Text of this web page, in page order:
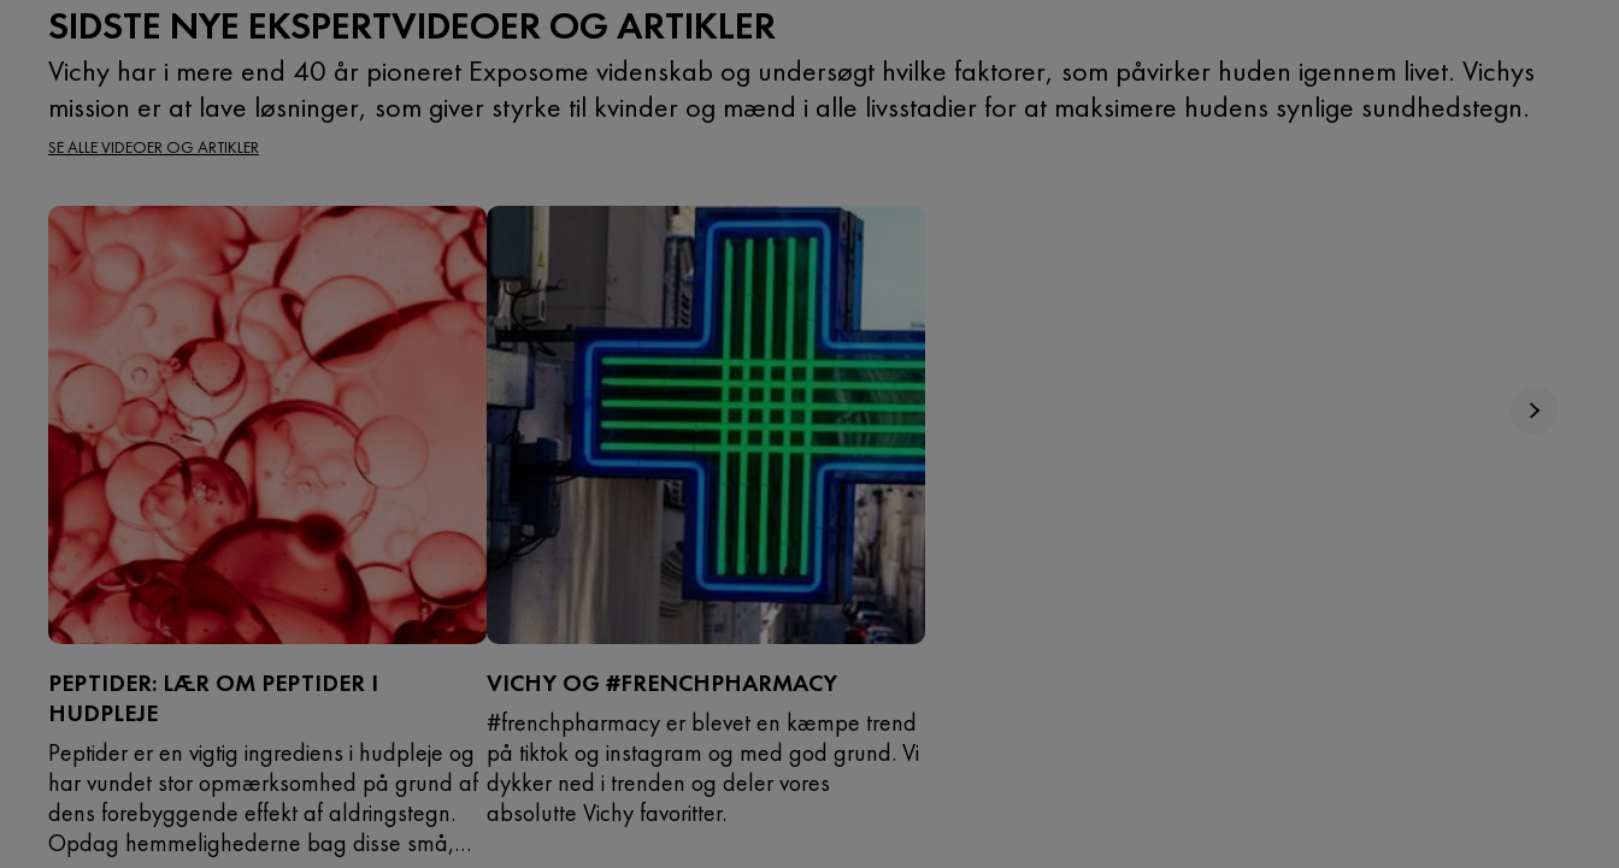
SIDSTE NYE EKSPERTVIDEOER OG ARTIKLER
Vichy har i mere end 40 år pioneret Exposome videnskab og undersøgt hvilke faktorer, som påvirker huden igennem livet. Vichys
mission er at lave løsninger, som giver styrke til kvinder og mænd i alle livsstadier for at maksimere hudens synlige sundhedstegn.
SE ALLE VIDEOER OG ARTIKLER
PEPTIDER: LÆR OM PEPTIDER I
HUDPLEJE
Peptider er en vigtig ingrediens i hudpleje og
har vundet stor opmærksomhed på grund af
dens forebyggende effekt af aldringstegn.
Opdag hemmelighederne bag disse små,
VICHY OG #FRENCHPHARMACY
#frenchpharmacy er blevet en kæmpe trend
på tiktok og instagram og med god grund. Vi
dykker ned i trenden og deler vores
absolutte Vichy favoritter.